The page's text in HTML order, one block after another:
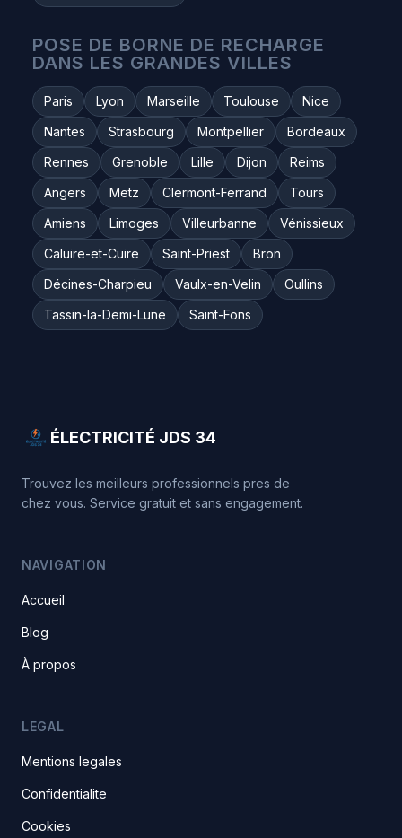
POSE DE BORNE DE RECHARGE
DANS LES GRANDES VILLES
Paris Lyon Marseille Toulouse
Nice
Nantes
Strasbourg Montpellier
Bordeaux
Rennes
Grenoble Lille Dijon
Reims
Angers
Metz Clermont-Ferrand
Tours
Amiens
Limoges Villeurbanne
Vénissieux
Caluire-et-Cuire
Saint-Priest
Bron
Décines-Charpieu
Vaulx-en-Velin
Oullins
Tassin-la-Demi-Lune
Saint-Fons
ÉLECTRICITÉ JDS 34
Trouvez les meilleurs professionnels pres de
chez vous. Service gratuit et sans engagement.
NAVIGATION
Accueil
Blog
À propos
LEGAL
Mentions legales
Confidentialite
Cookies